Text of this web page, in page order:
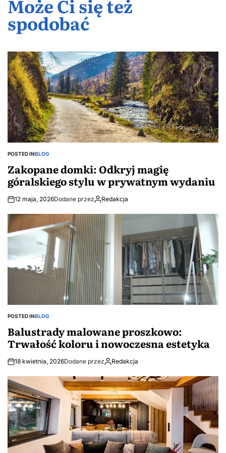
dla Twoich
finansów
powinny
być
bez
podatku?
podatku
2024?
Może Ci się też
spodobać
POSTED INBLOG
Zakopane domki: Odkryj magię
góralskiego stylu w prywatnym wydaniu
12 maja, 2026Dodane przez Redakcja
POSTED INBLOG
Balustrady malowane proszkowo:
Trwałość koloru i nowoczesna estetyka
18 kwietnia, 2026Dodane przez Redakcja